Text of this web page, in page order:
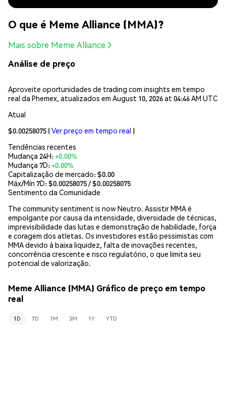
O que é Meme Alliance (MMA)?
Mais sobre Meme Alliance
Análise de preço
Aproveite oportunidades de trading com insights em tempo
real da Phemex, atualizados em August 10, 2026 at 04:46 AM UTC
Atual
$0.00258075 (Ver preço em tempo real )
Tendências recentes
Mudança 24H:+0.00%
Mudança 7D:+0.00%
Capitalização de mercado:$0.00
Máx/Mín 7D: $0.00258075/ $0.00258075
Sentimento da Comunidade
The community sentiment is now Neutro. Assistir MMA é
empolgante por causa da intensidade, diversidade de técnicas,
imprevisibilidade das lutas e demonstração de habilidade, força
e coragem dos atletas. Os investidores estão pessimistas com
MMA devido à baixa liquidez, falta de inovações recentes,
concorrência crescente e risco regulatório, o que limita seu
potencial de valorização.
Meme Alliance (MMA) Gráfico de preço em tempo
real
1D 7D 1M 3M 1Y YTD